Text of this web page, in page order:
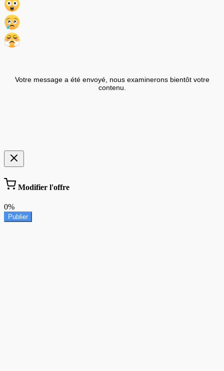
Votre message a été envoyé, nous examinerons bientôt votre
contenu.
Modifier l'offre
0%
Publier